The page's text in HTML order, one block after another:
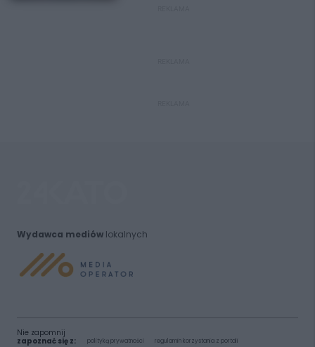
Wydawca mediówlokalnych
Nie zapomnij
zapoznać się z:
polityką prywatności regulamin korzystania z portali